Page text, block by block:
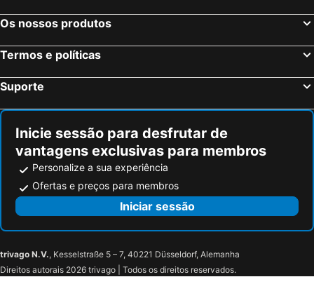
Os nossos produtos
Termos e políticas
Suporte
Inicie sessão para desfrutar de
vantagens exclusivas para membros
Personalize a sua experiência
Ofertas e preços para membros
Iniciar sessão
trivago N.V., Kesselstraße 5 – 7, 40221 Düsseldorf, Alemanha
Direitos autorais 2026 trivago | Todos os direitos reservados.